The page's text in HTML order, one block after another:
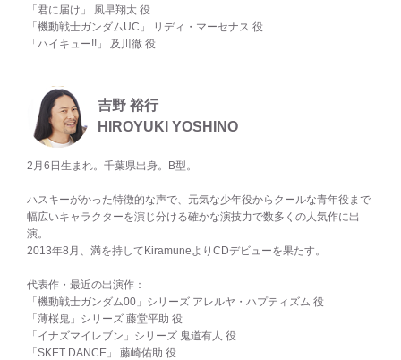
「君に届け」 風早翔太 役
「機動戦士ガンダムUC」 リディ・マーセナス 役
「ハイキュー!!」 及川徹 役
吉野 裕行
HIROYUKI YOSHINO
2月6日生まれ。千葉県出身。B型。
ハスキーがかった特徴的な声で、元気な少年役からクールな青年役まで
幅広いキャラクターを演じ分ける確かな演技力で数多くの人気作に出
演。
2013年8月、満を持してKiramuneよりCDデビューを果たす。
代表作・最近の出演作：
「機動戦士ガンダム00」シリーズ アレルヤ・ハプティズム 役
「薄桜鬼」シリーズ 藤堂平助 役
「イナズマイレブン」シリーズ 鬼道有人 役
「SKET DANCE」 藤崎佑助 役